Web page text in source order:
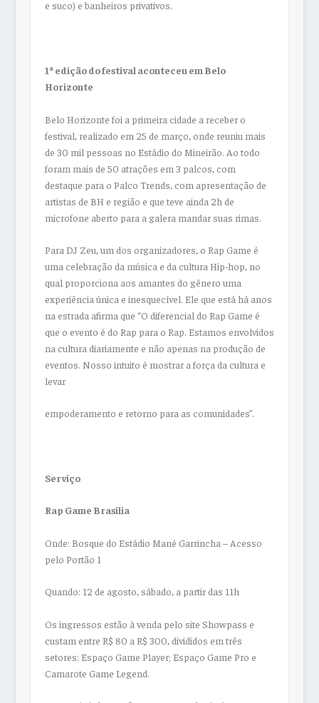
e suco) e banheiros privativos.
1ª edição do festival aconteceu em Belo
Horizonte
Belo Horizonte foi a primeira cidade a receber o
festival, realizado em 25 de março, onde reuniu mais
de 30 mil pessoas no Estádio do Mineirão. Ao todo
foram mais de 50 atrações em 3 palcos, com
destaque para o Palco Trends, com apresentação de
artistas de BH e região e que teve ainda 2h de
microfone aberto para a galera mandar suas rimas.
Para DJ Zeu, um dos organizadores, o Rap Game é
uma celebração da música e da cultura Hip-hop, no
qual proporciona aos amantes do gênero uma
experiência única e inesquecível. Ele que está há anos
na estrada afirma que “O diferencial do Rap Game é
que o evento é do Rap para o Rap. Estamos envolvidos
na cultura diariamente e não apenas na produção de
eventos. Nosso intuito é mostrar a força da cultura e
levar
empoderamento e retorno para as comunidades”.
Serviço
Rap Game Brasília
Onde: Bosque do Estádio Mané Garrincha – Acesso
pelo Portão 1
Quando: 12 de agosto, sábado, a partir das 11h
Os ingressos estão à venda pelo site Showpass e
custam entre R$ 80 a R$ 300, divididos em três
setores: Espaço Game Player; Espaço Game Pro e
Camarote Game Legend.